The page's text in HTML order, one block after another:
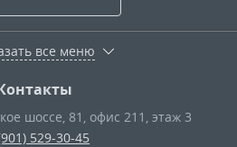
все меню
шоссе, 81, офис 211, этаж 3
529-30-45